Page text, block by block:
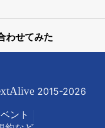
わせてみた
Alive 2015-2026
ント